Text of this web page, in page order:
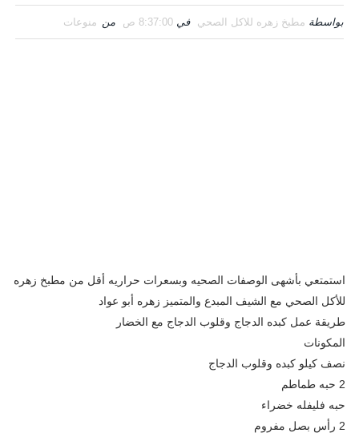
بواسطة مطبخ زهره للاكل الصحي في 8:37:00 ص من منوعات
استمتعي بأشهى الوصفات الصحيه وبسعرات حراريه أقل من مطبخ زهره
للأكل الصحي مع الشيف المبدع والمتميز زهره أبو عواد
طريقة عمل كبده الدجاج وقلوب الدجاج مع الخضار
المكونات
نصف كيلو كبده وقلوب الدجاج
2 حبه طماطم
حبه فليفله خضراء
2 رأس بصل مفروم